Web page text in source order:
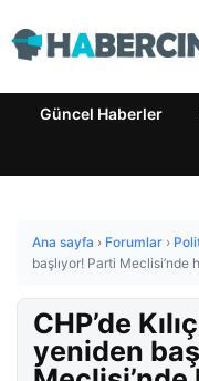
Güncel Haberler
Ana sayfa › Forumlar ›
başlıyor! Parti
CHP’de
yeniden